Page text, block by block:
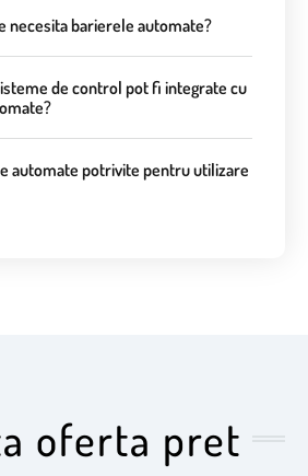
necesita barierele automate?
de control pot fi integrate cu
automate potrivite pentru utilizare
oferta pret